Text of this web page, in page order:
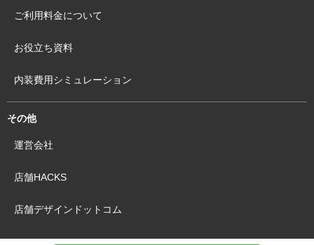
ご利用料金について
お役立ち資料
内装費用シミュレーション
その他
運営会社
店舗HACKS
店舗デザインドットコム